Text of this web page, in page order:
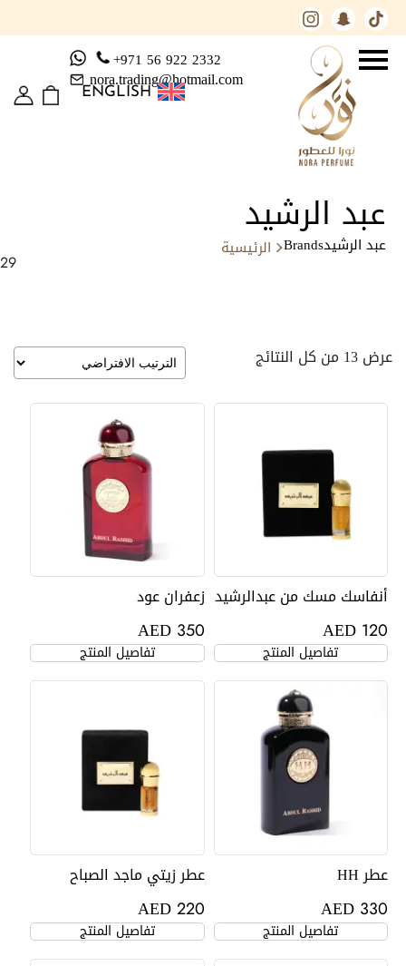
+971 56 922 2332
nora.trading@hotmail.com
ENGLISH
عبد الرشيد
الرئيسية Brandsعبد الرشيد
29
عرض ⁦13⁩ من كل النتائج
أنفاسك مسك من عبدالرشيد
AED 120
تفاصيل المنتج
زعفران عود
AED 350
تفاصيل المنتج
عطر HH
AED 330
تفاصيل المنتج
عطر زيتي ماجد الصباح
AED 220
تفاصيل المنتج